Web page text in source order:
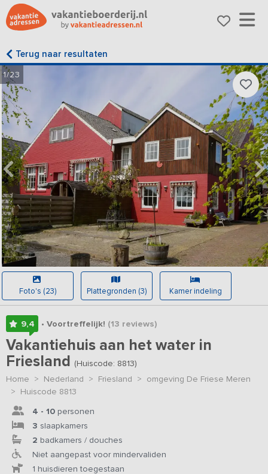
Terug naar resultaten
1/23
Foto's (23) Plattegronden (3) Kamer indeling
9,4 • Voortreffelijk! (13 reviews)
Vakantiehuis aan het water in
Friesland (Huiscode: 8813)
Home > Nederland > Friesland > omgeving De Friese Meren
> Huiscode 8813
4 - 10 personen
3 slaapkamers
2 badkamers / douches
Niet aangepast voor mindervaliden
1 huisdieren toegestaan